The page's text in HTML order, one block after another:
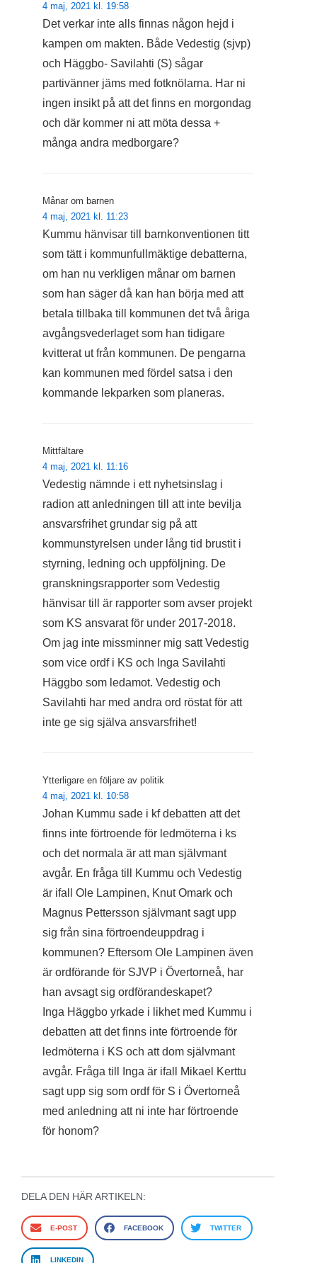
4 maj, 2021 kl. 19:58
Det verkar inte alls finnas någon hejd i
kampen om makten. Både Vedestig (sjvp)
och Häggbo- Savilahti (S) sågar
partivänner jäms med fotknölarna. Har ni
ingen insikt på att det finns en morgondag
och där kommer ni att möta dessa +
många andra medborgare?
Månar om barnen
4 maj, 2021 kl. 11:23
Kummu hänvisar till barnkonventionen titt
som tätt i kommunfullmäktige debatterna,
om han nu verkligen månar om barnen
som han säger då kan han börja med att
betala tillbaka till kommunen det två åriga
avgångsvederlaget som han tidigare
kvitterat ut från kommunen. De pengarna
kan kommunen med fördel satsa i den
kommande lekparken som planeras.
Mittfältare
4 maj, 2021 kl. 11:16
Vedestig nämnde i ett nyhetsinslag i
radion att anledningen till att inte bevilja
ansvarsfrihet grundar sig på att
kommunstyrelsen under lång tid brustit i
styrning, ledning och uppföljning. De
granskningsrapporter som Vedestig
hänvisar till är rapporter som avser projekt
som KS ansvarat för under 2017-2018.
Om jag inte missminner mig satt Vedestig
som vice ordf i KS och Inga Savilahti
Häggbo som ledamot. Vedestig och
Savilahti har med andra ord röstat för att
inte ge sig själva ansvarsfrihet!
Ytterligare en följare av politik
4 maj, 2021 kl. 10:58
Johan Kummu sade i kf debatten att det
finns inte förtroende för ledmöterna i ks
och det normala är att man självmant
avgår. En fråga till Kummu och Vedestig
är ifall Ole Lampinen, Knut Omark och
Magnus Pettersson självmant sagt upp
sig från sina förtroendeuppdrag i
kommunen? Eftersom Ole Lampinen även
är ordförande för SJVP i Övertorneå, har
han avsagt sig ordförandeskapet?
Inga Häggbo yrkade i likhet med Kummu i
debatten att det finns inte förtroende för
ledmöterna i KS och att dom självmant
avgår. Fråga till Inga är ifall Mikael Kerttu
sagt upp sig som ordf för S i Övertorneå
med anledning att ni inte har förtroende
för honom?
DELA DEN HÄR ARTIKELN:
E-POST FACEBOOK TWITTER
LINKEDIN